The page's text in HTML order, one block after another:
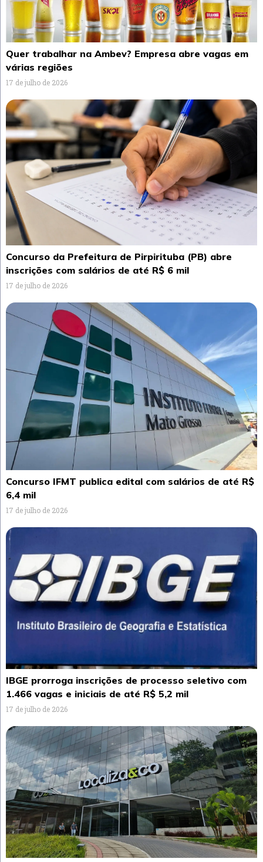
Quer trabalhar na Ambev? Empresa abre vagas em
várias regiões
17 de julho de 2026
Concurso da Prefeitura de Pirpirituba (PB) abre
inscrições com salários de até R$ 6 mil
17 de julho de 2026
Concurso IFMT publica edital com salários de até R$
6,4 mil
17 de julho de 2026
IBGE prorroga inscrições de processo seletivo com
1.466 vagas e iniciais de até R$ 5,2 mil
17 de julho de 2026